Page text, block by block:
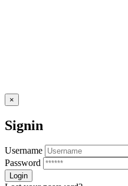
×
Signin
Username
Password